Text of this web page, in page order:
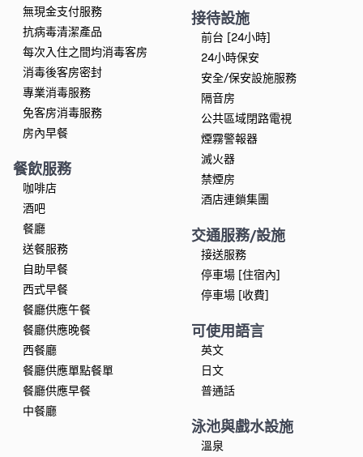
無現金支付服務
抗病毒清潔產品
每次入住之間均消毒客房
消毒後客房密封
專業消毒服務
免客房消毒服務
房內早餐
餐飲服務
咖啡店
酒吧
餐廳
送餐服務
自助早餐
西式早餐
餐廳供應午餐
餐廳供應晚餐
西餐廳
餐廳供應單點餐單
餐廳供應早餐
中餐廳
接待設施
前台 [24小時]
24小時保安
安全/保安設施服務
隔音房
公共區域閉路電視
煙霧警報器
滅火器
禁煙房
酒店連鎖集團
交通服務/設施
接送服務
停車場 [住宿內]
停車場 [收費]
可使用語言
英文
日文
普通話
泳池與戲水設施
溫泉